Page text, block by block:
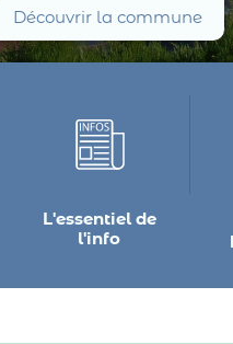
Découvrir la commune
L'essentiel de
l'info